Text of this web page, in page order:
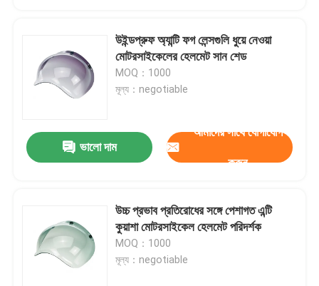
উইন্ডপ্রুফ অ্যান্টি ফগ লেন্সগুলি ধুয়ে নেওয়া
মোটরসাইকেলের হেলমেট সান শেড
MOQ：1000
মূল্য：negotiable
ভালো দাম
আমাদের সাথে যোগাযোগ
করুন
উচ্চ প্রভাব প্রতিরোধের সঙ্গে পেশাগত এন্টি
কুয়াশা মোটরসাইকেল হেলমেট পরিদর্শক
MOQ：1000
মূল্য：negotiable